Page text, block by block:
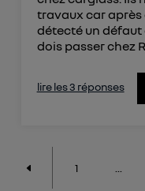
travaux car après
détecté un défaut
dois passer chez
lire les 3 réponses
1